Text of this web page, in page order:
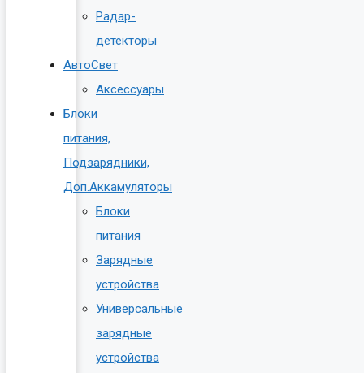
Радар-
детекторы
АвтоСвет
Аксессуары
Блоки
питания,
Подзарядники,
Доп.Аккамуляторы
Блоки
питания
Зарядные
устройства
Универсальные
зарядные
устройства